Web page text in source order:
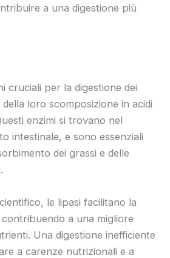
a una digestione più
cruciali per la digestione dei
loro scomposizione in acidi
enzimi si trovano nel
intestinale, e sono essenziali
dei grassi e delle
le lipasi facilitano la
a una migliore
Una digestione inefficiente
a carenze nutrizionali e a